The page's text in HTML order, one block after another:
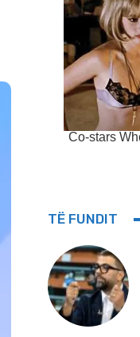
TË FUNDIT